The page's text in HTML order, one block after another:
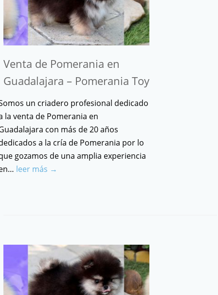
Venta de Pomerania en
Guadalajara – Pomerania Toy
un criadero profesional dedicado
la venta de Pomerania en
con más de 20 años
a la cría de Pomerania por lo
gozamos de una amplia experiencia
leer más →